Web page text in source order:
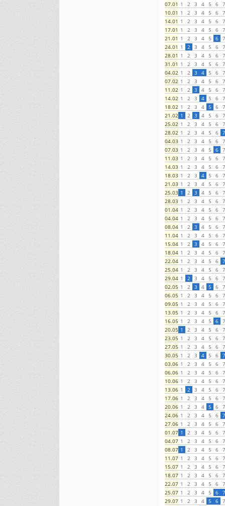
07.01 1 2 3 4 5 6 7
10.01 1 2 3 4 5 6 7
14.01 1 2 3 4 5 6 7
17.01 1 2 3 4 5 6 7
21.01 1 2 3 4 5 6 7
24.01 1 2 3 4 5 6 7
28.01 1 2 3 4 5 6 7
31.01 1 2 3 4 5 6 7
04.02 1 2 3 4 5 6 7
07.02 1 2 3 4 5 6 7
11.02 1 2 3 4 5 6 7
14.02 1 2 3 4 5 6 7
18.02 1 2 3 4 5 6 7
21.02 1 2 3 4 5 6 7
25.02 1 2 3 4 5 6 7
28.02 1 2 3 4 5 6 7
04.03 1 2 3 4 5 6 7
07.03 1 2 3 4 5 6 7
11.03 1 2 3 4 5 6 7
14.03 1 2 3 4 5 6 7
18.03 1 2 3 4 5 6 7
21.03 1 2 3 4 5 6 7
25.03 1 2 3 4 5 6 7
28.03 1 2 3 4 5 6 7
01.04 1 2 3 4 5 6 7
04.04 1 2 3 4 5 6 7
08.04 1 2 3 4 5 6 7
11.04 1 2 3 4 5 6 7
15.04 1 2 3 4 5 6 7
18.04 1 2 3 4 5 6 7
22.04 1 2 3 4 5 6 7
25.04 1 2 3 4 5 6 7
29.04 1 2 3 4 5 6 7
02.05 1 2 3 4 5 6 7
06.05 1 2 3 4 5 6 7
09.05 1 2 3 4 5 6 7
13.05 1 2 3 4 5 6 7
16.05 1 2 3 4 5 6 7
20.05 1 2 3 4 5 6 7
23.05 1 2 3 4 5 6 7
27.05 1 2 3 4 5 6 7
30.05 1 2 3 4 5 6 7
03.06 1 2 3 4 5 6 7
06.06 1 2 3 4 5 6 7
10.06 1 2 3 4 5 6 7
13.06 1 2 3 4 5 6 7
17.06 1 2 3 4 5 6 7
20.06 1 2 3 4 5 6 7
24.06 1 2 3 4 5 6 7
27.06 1 2 3 4 5 6 7
01.07 1 2 3 4 5 6 7
04.07 1 2 3 4 5 6 7
08.07 1 2 3 4 5 6 7
11.07 1 2 3 4 5 6 7
15.07 1 2 3 4 5 6 7
18.07 1 2 3 4 5 6 7
22.07 1 2 3 4 5 6 7
25.07 1 2 3 4 5 6 7
29.07 1 2 3 4 5 6 7